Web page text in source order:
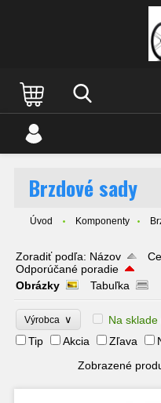
Brzdové sady
Úvod Komponenty
Zoradiť podľa: Názov
Odporúčané poradie
Obrázky
Tabuľka
Výrobca ∨ Na sklade
Tip
Akcia Zľava
Zobrazené